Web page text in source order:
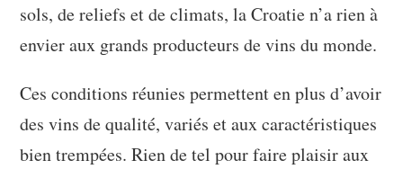
sols, de reliefs et de climats, la Croatie n’a rien à
envier aux grands producteurs de vins du monde.
Ces conditions réunies permettent en plus d’avoir
des vins de qualité, variés et aux caractéristiques
bien trempées. Rien de tel pour faire plaisir aux